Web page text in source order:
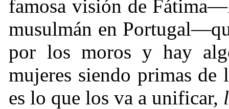
famosa visión de
musulmán en
por los moros y hay
mujeres siendo primas de
es lo que los va a unificar,